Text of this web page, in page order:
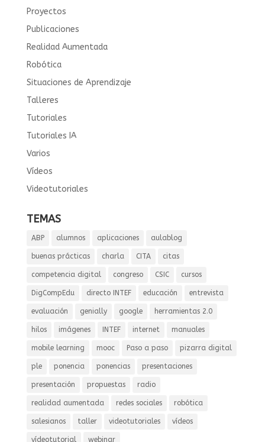
Proyectos
Publicaciones
Realidad Aumentada
Robótica
Situaciones de Aprendizaje
Talleres
Tutoriales
Tutoriales IA
Varios
Vídeos
Videotutoriales
TEMAS
ABP alumnos aplicaciones aulablog
buenas prácticas charla CITA citas
competencia digital congreso CSIC cursos
DigCompEdu directo INTEF educación entrevista
evaluación genially google herramientas 2.0
hilos imágenes INTEF internet manuales
mobile learning mooc Paso a paso pizarra digital
ple ponencia ponencias presentaciones
presentación propuestas radio
realidad aumentada redes sociales robótica
salesianos taller videotutoriales vídeos
vídeotutorial webinar